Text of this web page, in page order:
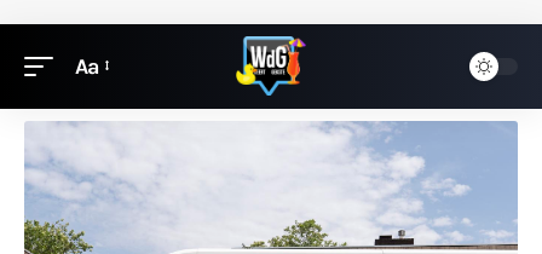
Aa